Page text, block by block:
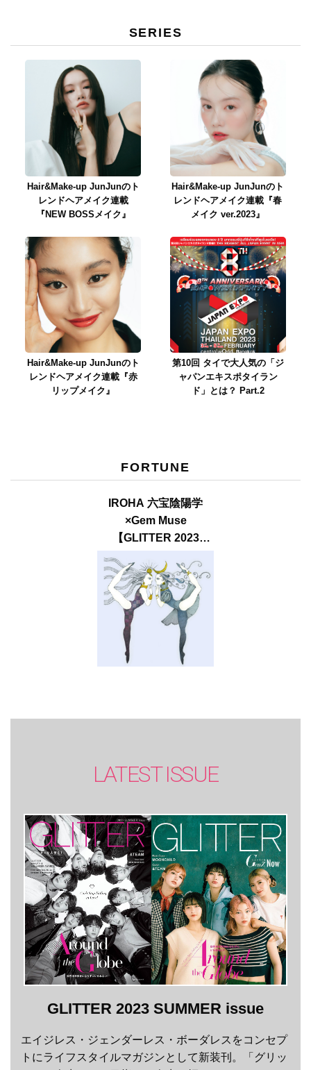
SERIES
Hair&Make-up JunJunのト
レンドヘアメイク連載
『NEW BOSSメイク』
Hair&Make-up JunJunのト
レンドヘアメイク連載『春
メイク ver.2023』
Hair&Make-up JunJunのト
レンドヘアメイク連載『赤
リップメイク』
第10回 タイで大人気の「ジ
ャパンエキスポタイラン
ド」とは？ Part.2
FORTUNE
IROHA 六宝陰陽学
×Gem Muse
【GLITTER 2023
SUMMER issue】
LATEST ISSUE
GLITTER 2023 SUMMER issue
エイジレス・ジェンダーレス・ボーダレスをコンセプ
トにライフスタイルマガジンとして新装刊。「グリッ